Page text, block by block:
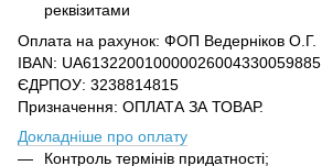
реквізитами
Оплата на рахунок: ФОП Ведерніков О.Г.
IBAN: UA613220010000026004330059885
ЄДРПОУ: 3238814815
Призначення: ОПЛАТА ЗА ТОВАР.
Докладніше про оплату
Контроль термінів придатності;